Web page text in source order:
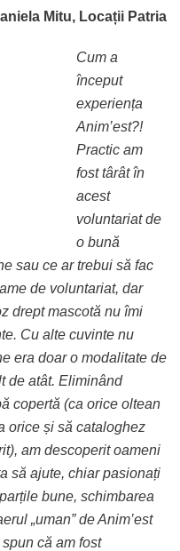
Mitu, Locații Patria
Cum a
început
experiența
Anim’est?!
Practic am
fost târât în
acest
voluntariat de
o bună
sau ce ar trebui să fac
de voluntariat, dar
drept mascotă nu îmi
Cu alte cuvinte nu
era doar o modalitate de
de atât. Eliminând
copertă (ca orice oltean
orice și să cataloghez
am descoperit oameni
să ajute, chiar pasionați
bune, schimbarea
„uman” de Anim’est
că am fost